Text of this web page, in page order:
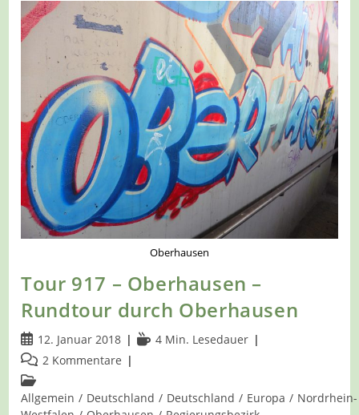
Oberhausen
Tour 917 – Oberhausen –
Rundtour durch Oberhausen
Beitrag
veröffentlicht:
12. Januar 2018 Lesedauer:
4 Min. Lesedauer
Beitrags-
Kommentare:
2 Kommentare
Beitrags-
Kategorie:
Allgemein / Deutschland / Deutschland / Europa / Nordrhein-